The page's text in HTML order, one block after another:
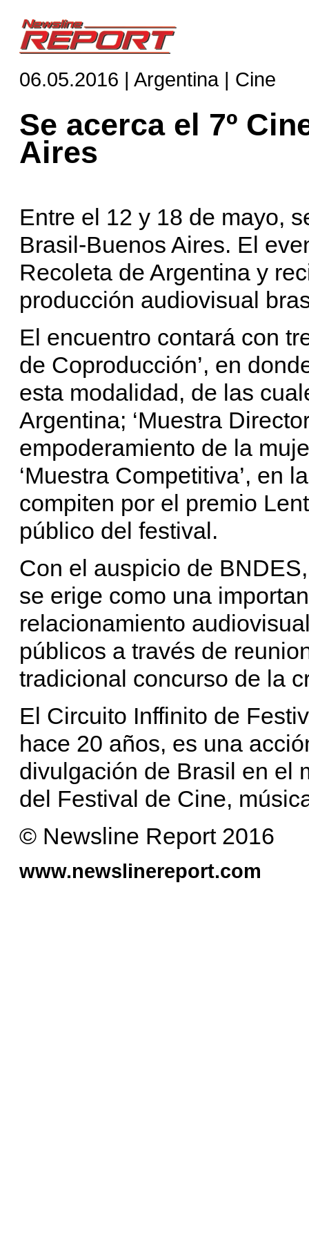
06.05.2016 | Argentina | Cine
Se acerca el 7º
Aires
Entre el 12 y 18 de mayo,
Brasil-Buenos Aires. El
Recoleta de Argentina y
producción audiovisual
El encuentro contará con
de Coproducción’, en
esta modalidad, de las
Argentina; ‘Muestra
empoderamiento de la
‘Muestra Competitiva’, en
compiten por el premio
público del festival.
Con el auspicio de
se erige como una
relacionamiento
públicos a través de
tradicional concurso de la
El Circuito Inffinito de
hace 20 años, es una
divulgación de Brasil en el
del Festival de Cine,
© Newsline Report 2016
www.newslinereport.com